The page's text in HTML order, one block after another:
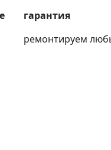
гарантия
ремонтируем